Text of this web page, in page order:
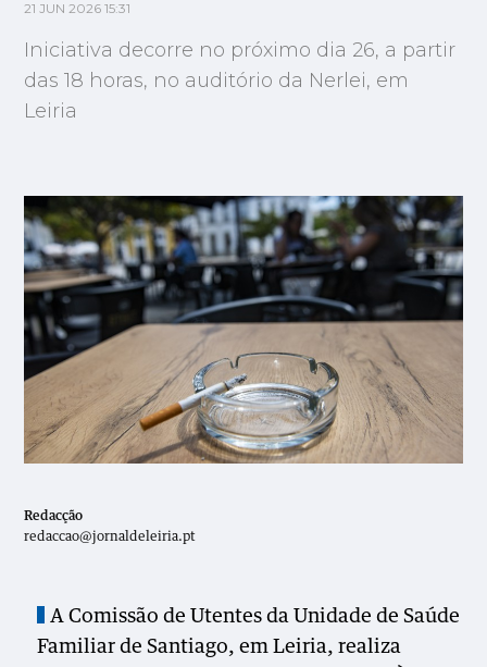
21 JUN 2026 15:31
Iniciativa decorre no próximo dia 26, a partir
das 18 horas, no auditório da Nerlei, em
Leiria
Redacção
redaccao@jornaldeleiria.pt
A Comissão de Utentes da Unidade de Saúde
Familiar de Santiago, em Leiria, realiza